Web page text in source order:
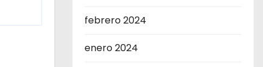
febrero 2024
enero 2024